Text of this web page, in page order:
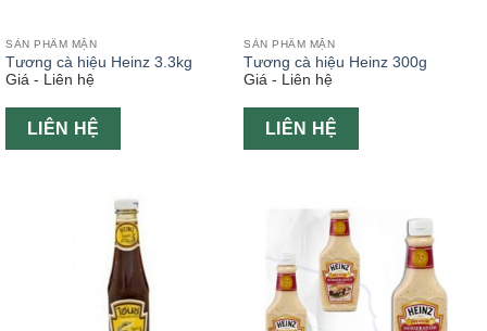
SẢN PHẨM MẶN
Tương cà hiệu Heinz 3.3kg
Giá - Liên hệ
LIÊN HỆ
SẢN PHẨM MẶN
Tương cà hiệu Heinz 300g
Giá - Liên hệ
LIÊN HỆ